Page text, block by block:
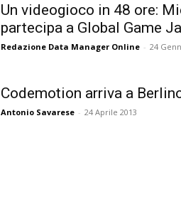
Un videogioco in 48 ore:
partecipa a Global Game
Redazione Data Manager Online - 24
Codemotion arriva a
Antonio Savarese - 24 Aprile 2013